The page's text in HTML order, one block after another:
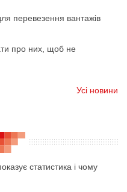
перевезення вантажів
про них, щоб не
Усі новини
статистика і чому